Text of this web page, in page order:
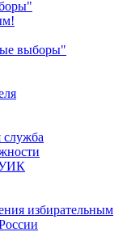
выборы"
служба
УИК
избирательным